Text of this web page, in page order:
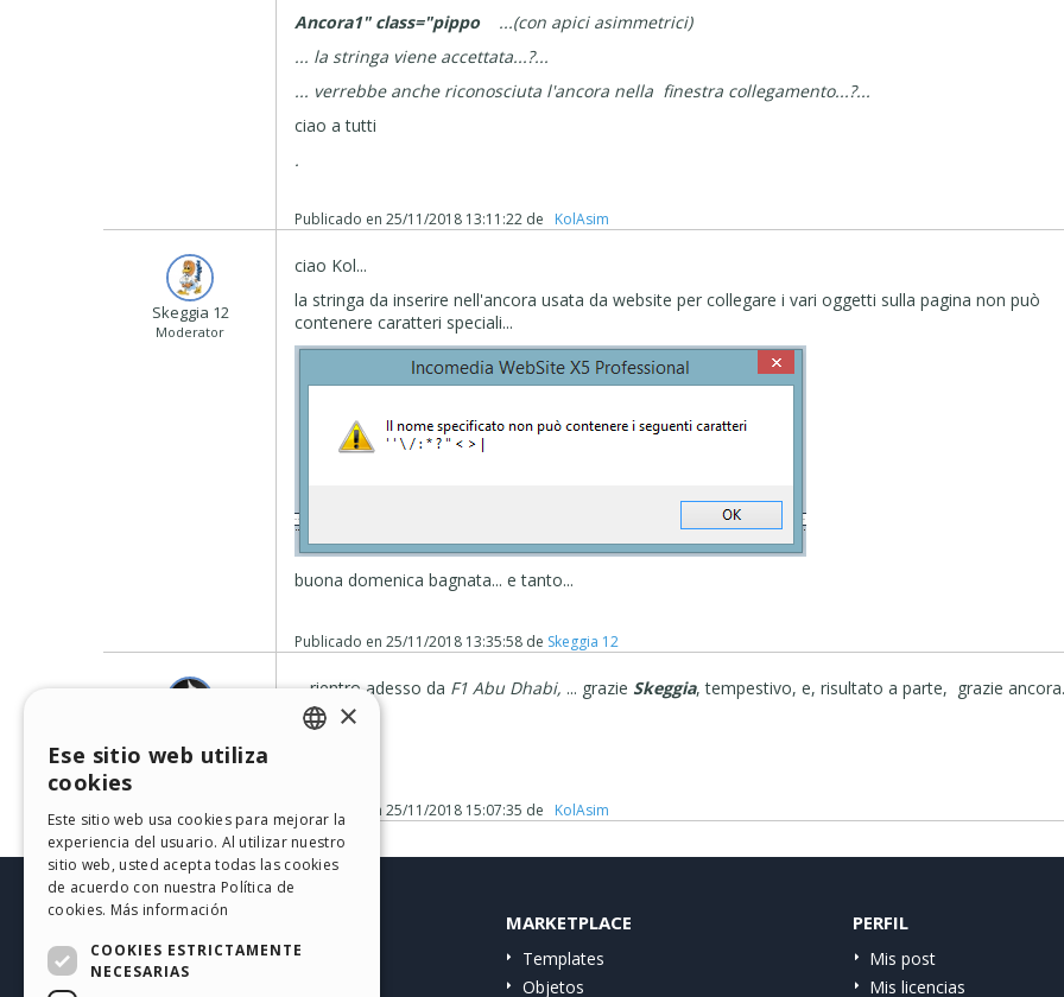
Ancora1" class="pippo
...(con apici asimmetrici)
... la stringa viene accettata...?...
... verrebbe anche riconosciuta l'ancora nella finestra collegamento...?...
ciao a tutti
.
Publicado en25/11/2018 13:11:22 de ‪ KolAsim ‪ ‪
Skeggia 12
Moderator
ciao Kol...
la stringa da inserire nell'ancora usata da website per collegare i vari oggetti sulla pagina non può
contenere caratteri speciali...
buona domenica bagnata... e tanto...
Publicado en25/11/2018 13:35:58 de Skeggia 12
Moderator
... rientro adesso da F1 Abu Dhabi, ... grazie Skeggia, tempestivo, e, risultato a parte, grazie
...ciao
Publicado en25/11/2018 15:07:35 de ‪ KolAsim ‪ ‪
HELP CENTER
Guías
MARKETPLACE
Templates
Objetos
PERFIL
Mis post
Mis licencias
GERMAN
SPANISH
×
Ese sitio web utiliza
cookies
Este sitio web usa cookies para mejorar la
experiencia del usuario. Al utilizar nuestro
sitio web, usted acepta todas las cookies
de acuerdo con nuestra Política de
cookies. Más información
COOKIES ESTRICTAMENTE
NECESARIAS